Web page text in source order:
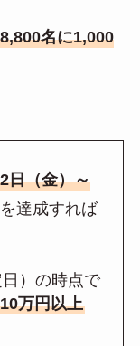
名に1,000
日（金）～
達成すれば
）の時点で
10万円以上